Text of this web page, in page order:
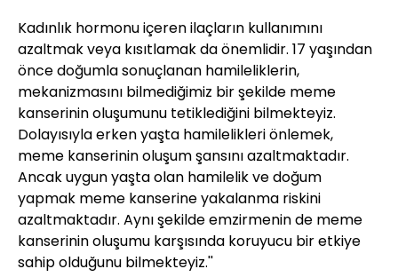
Kadınlık hormonu içeren ilaçların kullanımını
azaltmak veya kısıtlamak da önemlidir. 17 yaşından
önce doğumla sonuçlanan hamileliklerin,
mekanizmasını bilmediğimiz bir şekilde meme
kanserinin oluşumunu tetiklediğini bilmekteyiz.
Dolayısıyla erken yaşta hamilelikleri önlemek,
meme kanserinin oluşum şansını azaltmaktadır.
Ancak uygun yaşta olan hamilelik ve doğum
yapmak meme kanserine yakalanma riskini
azaltmaktadır. Aynı şekilde emzirmenin de meme
kanserinin oluşumu karşısında koruyucu bir etkiye
sahip olduğunu bilmekteyiz.''